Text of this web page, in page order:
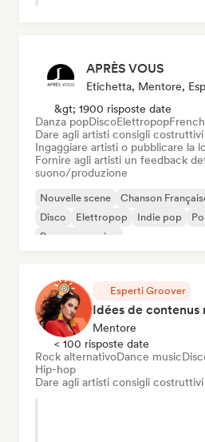
APRÈS VOUS
Etichetta, Mentore,
&gt; 1900 risposte date
Danza popDiscoElettropop
Dare agli artisti consigli costruttivi
Ingaggiare artisti o pubblicare la
Fornire agli artisti un feedback
suono/produzione
Nouvelle scene Chanson
Disco
Elettropop Indie pop
Pop progressivo
Esperti Groover
Idées de contenus
Mentore
< 100 risposte date
Rock alternativoDance music
Hip-hop
Dare agli artisti consigli costruttivi